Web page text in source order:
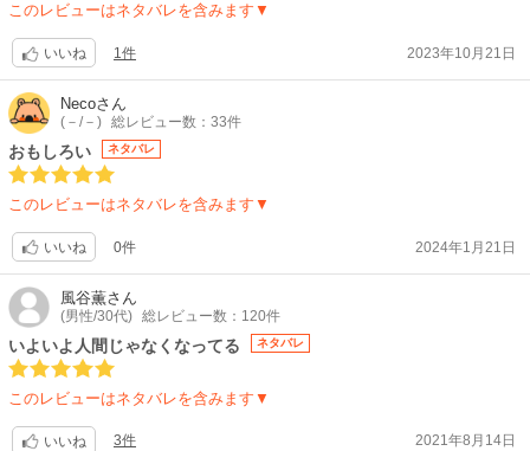
年（マジックカプセル）
関連リンク】
公式サイト「即死チートが最強すぎて、異世界のやつらがまるで相手に
ならないんですが。」
このレビューはネタバレを含みます▼
いいね 1件 2023年10月21日
Necoさん
(－/－) 総レビュー数：33件
おもしろい ネタバレ
このレビューはネタバレを含みます▼
いいね 0件 2024年1月21日
風谷薫さん
(男性/30代) 総レビュー数：120件
いよいよ人間じゃなくなってる ネタバレ
このレビューはネタバレを含みます▼
いいね 3件 2021年8月14日